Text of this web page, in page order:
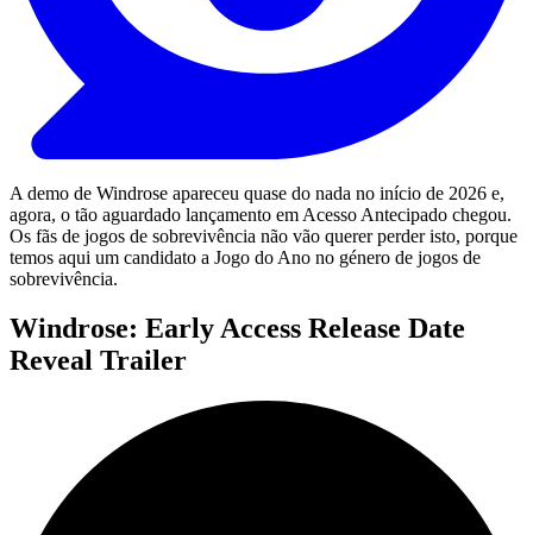
A demo de Windrose apareceu quase do nada no início de 2026 e,
agora, o tão aguardado lançamento em Acesso Antecipado chegou.
Os fãs de jogos de sobrevivência não vão querer perder isto, porque
temos aqui um candidato a Jogo do Ano no género de jogos de
sobrevivência.
Windrose: Early Access Release Date
Reveal Trailer